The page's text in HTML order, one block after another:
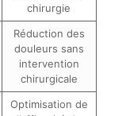
chirurgie
Réduction des
douleurs sans
intervention
chirurgicale
Optimisation de